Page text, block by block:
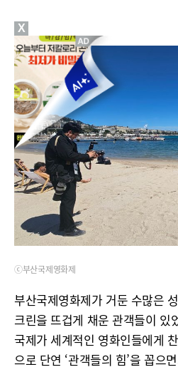
ⓒ부산국제영화제
부산국제영화제가 거둔 수많은
크린을 뜨겁게 채운 관객들이 있
국제가 세계적인 영화인들에게
으로 단연 ‘관객들의 힘’을 꼽으
X